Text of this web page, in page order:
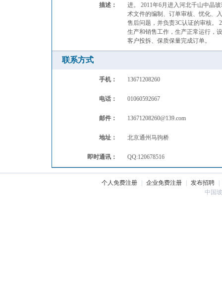
描述：
进。 2011年6月进入河北千山中晶
术文件的编制、订单审核、忧化、
售后问题，并负责3C认证的审核。
生产和销售工作，生产正常运行，
客户投拆、保质保量完成订单。
联系方式
手机： 13671208260
电话： 01060592667
邮件： 13671208260@139.com
地址： 北京通州马驹桥
即时通讯： QQ:120678516
个人免费注册 企业免费注册 发布招聘
中国